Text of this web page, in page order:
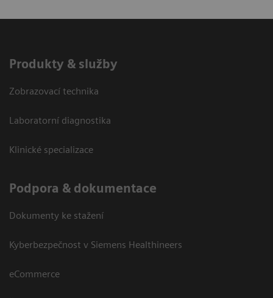
Produkty & služby
Zobrazovací technika
Laboratorní diagnostika
Klinické specializace
Podpora & dokumentace
Dokumenty ke stažení
Kyberbezpečnost v Siemens Healthineers
eCommerce